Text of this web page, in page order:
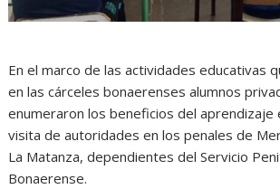
En el marco de las actividades educativas
en las cárceles bonaerenses alumnos
enumeraron los beneficios del aprendizaje
visita de autoridades en los penales de
La Matanza, dependientes del Servicio
Bonaerense.